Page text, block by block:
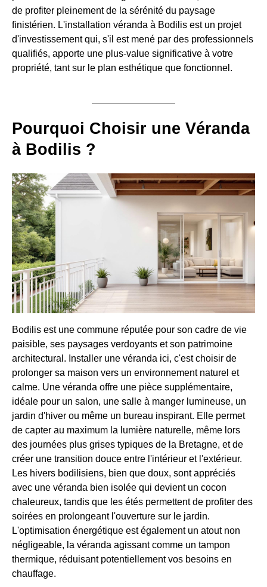
de profiter pleinement de la sérénité du paysage
finistérien. L'installation véranda à Bodilis est un projet
d'investissement qui, s'il est mené par des professionnels
qualifiés, apporte une plus-value significative à votre
propriété, tant sur le plan esthétique que fonctionnel.
Pourquoi Choisir une Véranda
à Bodilis ?
Bodilis est une commune réputée pour son cadre de vie
paisible, ses paysages verdoyants et son patrimoine
architectural. Installer une véranda ici, c'est choisir de
prolonger sa maison vers un environnement naturel et
calme. Une véranda offre une pièce supplémentaire,
idéale pour un salon, une salle à manger lumineuse, un
jardin d'hiver ou même un bureau inspirant. Elle permet
de capter au maximum la lumière naturelle, même lors
des journées plus grises typiques de la Bretagne, et de
créer une transition douce entre l'intérieur et l'extérieur.
Les hivers bodilisiens, bien que doux, sont appréciés
avec une véranda bien isolée qui devient un cocon
chaleureux, tandis que les étés permettent de profiter des
soirées en prolongeant l'ouverture sur le jardin.
L'optimisation énergétique est également un atout non
négligeable, la véranda agissant comme un tampon
thermique, réduisant potentiellement vos besoins en
chauffage.